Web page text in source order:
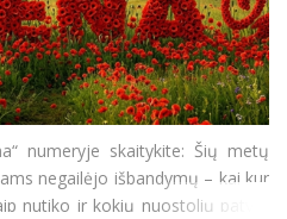
numeryje skaitykite: Šių metų
negailėjo išbandymų – kai kur
nutiko ir kokių nuostolių patyrė